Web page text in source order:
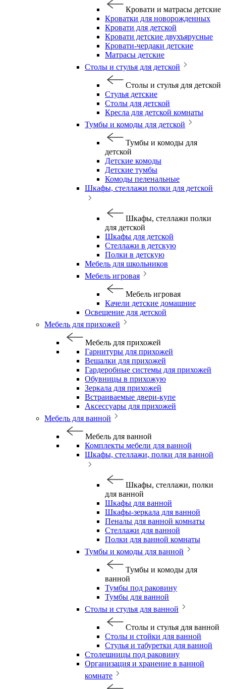
Кровати и матрасы детские
Кроватки для новорожденных
Кровати для детской
Кровати детские двухъярусные
Кровати-чердаки детские
Матрасы детские
Столы и стулья для детской
Столы и стулья для детской
Стулья детские
Столы для детской
Кресла для детской комнаты
Тумбы и комоды для детской
Тумбы и комоды для
детской
Детские комоды
Детские тумбы
Комоды пеленальные
Шкафы, стеллажи полки для детской
Шкафы, стеллажи полки
для детской
Шкафы для детской
Стеллажи в детскую
Полки в детскую
Мебель для школьников
Мебель игровая
Мебель игровая
Качели детские домашние
Освещение для детской
Мебель для прихожей
Мебель для прихожей
Гарнитуры для прихожей
Вешалки для прихожей
Гардеробные системы для прихожей
Обувницы в прихожую
Зеркала для прихожей
Встраиваемые двери-купе
Аксессуары для прихожей
Мебель для ванной
Мебель для ванной
Комплекты мебели для ванной
Шкафы, стеллажи, полки для ванной
Шкафы, стеллажи, полки
для ванной
Шкафы для ванной
Шкафы-зеркала для ванной
Пеналы для ванной комнаты
Стеллажи для ванной
Полки для ванной комнаты
Тумбы и комоды для ванной
Тумбы и комоды для
ванной
Тумбы под раковину
Тумбы для ванной
Столы и стулья для ванной
Столы и стулья для ванной
Столы и стойки для ванной
Стулья и табуретки для ванной
Столешницы под раковину
Организация и хранение в ванной
комнате